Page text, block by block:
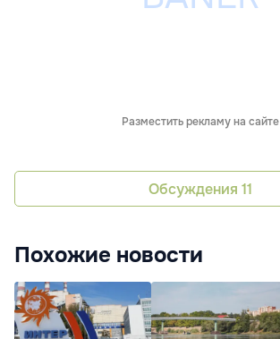
Разместить рекламу на сайте
Обсуждения 11
Похожие новости